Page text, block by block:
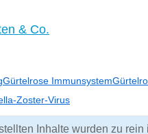
& Co.
Gürtelrose Immunsystem
Zoster-Virus
Inhalte wurden zu